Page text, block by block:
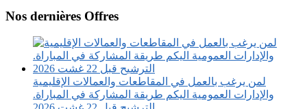
Nos dernières Offres
لمن يرغب بالعمل في المقاطعات والعمالات الإقليمية
والإدارات العمومية اليكم طريقة المشاركة في المباراة.